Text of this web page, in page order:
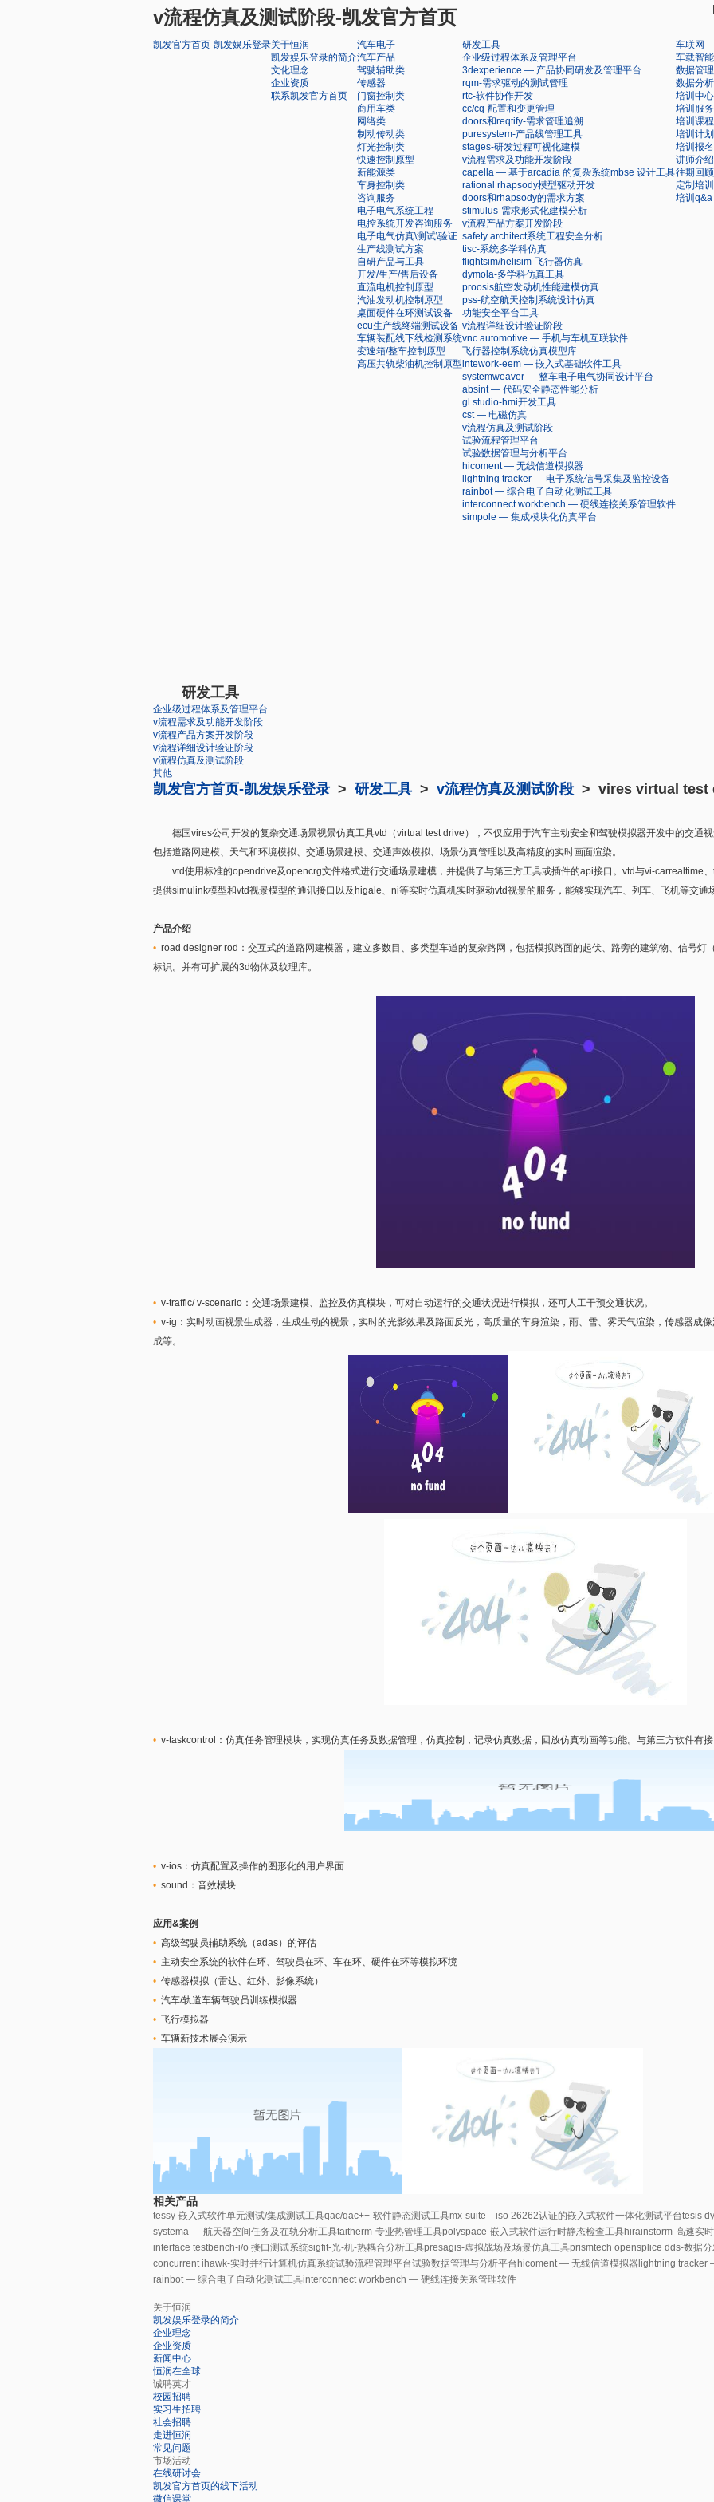
v流程仿真及测试阶段-凯发官方首页
凯发官方首页-凯发娱乐登录关于恒润
凯发娱乐登录的简介
文化理念
企业资质
联系凯发官方首页
汽车电子
汽车产品
驾驶辅助类
传感器
门窗控制类
商用车类
网络类
制动传动类
灯光控制类
快速控制原型
新能源类
车身控制类
咨询服务
电子电气系统工程
电控系统开发咨询服务
电子电气仿真\测试\验证
生产线测试方案
自研产品与工具
开发/生产/售后设备
直流电机控制原型
汽油发动机控制原型
桌面硬件在环测试设备
ecu生产线终端测试设备
车辆装配线下线检测系统
变速箱/整车控制原型
高压共轨柴油机控制原型
研发工具
企业级过程体系及管理平台
3dexperience — 产品协同研发及管理平台
rqm-需求驱动的测试管理
rtc-软件协作开发
cc/cq-配置和变更管理
doors和reqtify-需求管理追溯
puresystem-产品线管理工具
stages-研发过程可视化建模
v流程需求及功能开发阶段
capella — 基于arcadia 的复杂系统mbse 设计工具
rational rhapsody模型驱动开发
doors和rhapsody的需求方案
stimulus-需求形式化建模分析
v流程产品方案开发阶段
safety architect系统工程安全分析
tisc-系统多学科仿真
flightsim/helisim-飞行器仿真
dymola-多学科仿真工具
proosis航空发动机性能建模仿真
pss-航空航天控制系统设计仿真
功能安全平台工具
v流程详细设计验证阶段
vnc automotive — 手机与车机互联软件
飞行器控制系统仿真模型库
intework-eem — 嵌入式基础软件工具
systemweaver — 整车电子电气协同设计平台
absint — 代码安全静态性能分析
gl studio-hmi开发工具
cst — 电磁仿真
v流程仿真及测试阶段
试验流程管理平台
试验数据管理与分析平台
hicoment — 无线信道模拟器
lightning tracker — 电子系统信号采集及监控设备
rainbot — 综合电子自动化测试工具
interconnect workbench — 硬线连接关系管理软件
simpole — 集成模块化仿真平台
车联网
车载智
数据管
数据分
培训中心
培训服
培训课程
培训计划
培训报名
讲师介绍
往期回顾
定制培训
培训q&a
研发工具
企业级过程体系及管理平台
v流程需求及功能开发阶段
v流程产品方案开发阶段
v流程详细设计验证阶段
v流程仿真及测试阶段
其他
凯发官方首页-凯发娱乐登录 > 研发工具 > v流程仿真及测试阶段 > vires virtual test
德国vires公司开发的复杂交通场景视景仿真工具vtd（virtual test drive），不仅应用于汽车主动安全和驾驶模拟器开发中的交通
包括道路网建模、天气和环境模拟、交通场景建模、交通声效模拟、场景仿真管理以及高精度的实时画面渲染。
vtd使用标准的opendrive及opencrg文件格式进行交通场景建模，并提供了与第三方工具或插件的api接口。vtd与vi-carrealtime
提供simulink模型和vtd视景模型的通讯接口以及higale、ni等实时仿真机实时驱动vtd视景的服务，能够实现汽车、列车、飞机等交通
产品介绍
• road designer rod：交互式的道路网建模器，建立多数目、多类型车道的复杂路网，包括模拟路面的起伏、路旁的建筑物、信号灯
标识。并有可扩展的3d物体及纹理库。
• v-traffic/ v-scenario：交通场景建模、监控及仿真模块，可对自动运行的交通状况进行模拟，还可人工干预交通状况。
• v-ig：实时动画视景生成器，生成生动的视景，实时的光影效果及路面反光，高质量的车身渲染，雨、雪、雾天气渲染，传感器成
成等。
• v-taskcontrol：仿真任务管理模块，实现仿真任务及数据管理，仿真控制，记录仿真数据，回放仿真动画等功能。与第三方软件有
• v-ios：仿真配置及操作的图形化的用户界面
• sound：音效模块
应用&案例
• 高级驾驶员辅助系统（adas）的评估
• 主动安全系统的软件在环、驾驶员在环、车在环、硬件在环等模拟环境
• 传感器模拟（雷达、红外、影像系统）
• 汽车/轨道车辆驾驶员训练模拟器
• 飞行模拟器
• 车辆新技术展会演示
相关产品
tessy-嵌入式软件单元测试/集成测试工具qac/qac++-软件静态测试工具mx-suite—iso 26262认证的嵌入式软件一体化测试平台tesis
systema — 航天器空间任务及在轨分析工具taitherm-专业热管理工具polyspace-嵌入式软件运行时静态检查工具hirainstorm-高速实
interface testbench-i/o 接口测试系统sigfit-光-机-热耦合分析工具presagis-虚拟战场及场景仿真工具prismtech opensplice dds-数据
concurrent ihawk-实时并行计算机仿真系统试验流程管理平台试验数据管理与分析平台 hicoment — 无线信道模拟器 lightning tracker
rainbot — 综合电子自动化测试工具interconnect workbench — 硬线连接关系管理软件
关于恒润
凯发娱乐登录的简介
企业理念
企业资质
新闻中心
恒润在全球
诚聘英才
校园招聘
实习生招聘
社会招聘
走进恒润
常见问题
市场活动
在线研讨会
凯发官方首页的线下活动
微信课堂